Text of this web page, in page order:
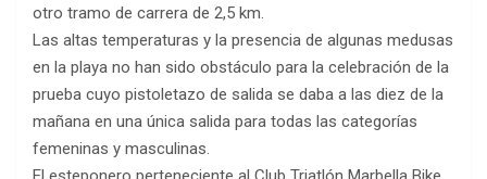
otro tramo de carrera de 2,5 km.
Las altas temperaturas y la presencia de algunas medusas
en la playa no han sido obstáculo para la celebración de la
prueba cuyo pistoletazo de salida se daba a las diez de la
mañana en una única salida para todas las categorías
femeninas y masculinas.